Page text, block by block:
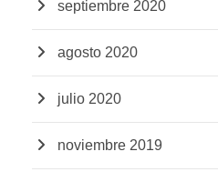
septiembre 2020
agosto 2020
julio 2020
noviembre 2019